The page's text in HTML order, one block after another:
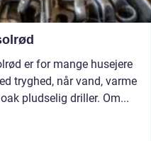
er for mange husejere
tryghed, når vand, varme
pludselig driller. Om...